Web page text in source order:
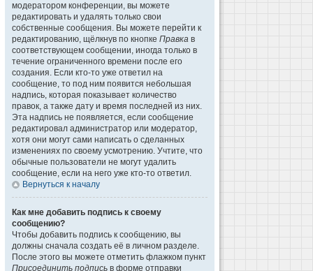
модератором конференции, вы можете
редактировать и удалять только свои
собственные сообщения. Вы можете перейти к
редактированию, щёлкнув по кнопке Правка в
соответствующем сообщении, иногда только в
течение ограниченного времени после его
создания. Если кто-то уже ответил на
сообщение, то под ним появится небольшая
надпись, которая показывает количество
правок, а также дату и время последней из них.
Эта надпись не появляется, если сообщение
редактировал администратор или модератор,
хотя они могут сами написать о сделанных
изменениях по своему усмотрению. Учтите, что
обычные пользователи не могут удалить
сообщение, если на него уже кто-то ответил.
Вернуться к началу
Как мне добавить подпись к своему
сообщению?
Чтобы добавить подпись к сообщению, вы
должны сначала создать её в личном разделе.
После этого вы можете отметить флажком пункт
Присоединить подпись в форме отправки